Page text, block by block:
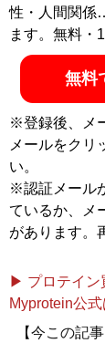
記事一覧へ
性・人間関係
ます。無料・
無料
※登録後、メ
メールをクリ
い。
※認証メール
ているか、メ
があります。
▶ プロテイン
Myprotein公
【今この記